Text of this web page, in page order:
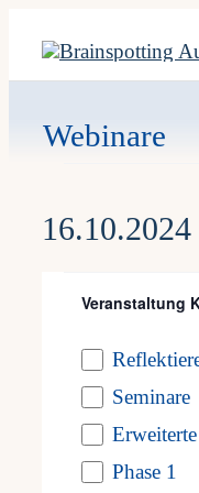
Webinare
16.10.2024
wählen.
the
form
Veranstaltung
Kategorie
Seminare
Phase 1
Oktober 2024
Mi.
16
16.